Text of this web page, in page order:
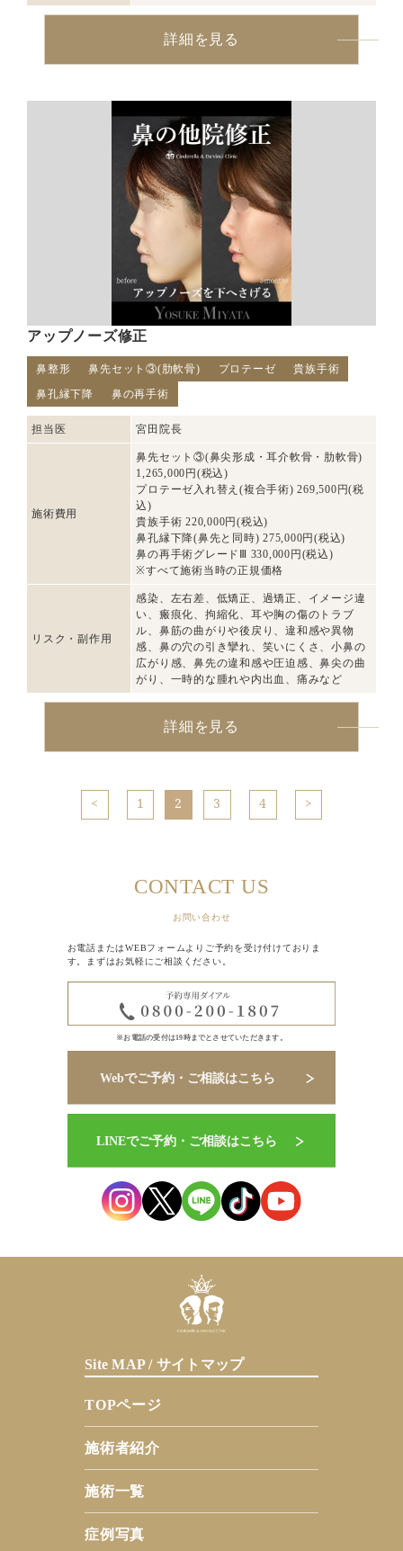
詳細を見る
アップノーズ修正
鼻整形 鼻先セット③(肋軟骨) プロテーゼ
貴族手術
鼻孔縁下降
鼻の再手術
担当医 宮田院長
施術費用
鼻先セット③(鼻尖形成・耳介軟骨・肋軟骨)
1,265,000円(税込)
プロテーゼ入れ替え(複合手術) 269,500円(税
込)
貴族手術 220,000円(税込)
鼻孔縁下降(鼻先と同時) 275,000円(税込)
鼻の再手術グレードⅢ 330,000円(税込)
※すべて施術当時の正規価格
リスク・副作用
感染、左右差、低矯正、過矯正、イメージ違
い、瘢痕化、拘縮化、耳や胸の傷のトラブ
ル、鼻筋の曲がりや後戻り、違和感や異物
感、鼻の穴の引き攣れ、笑いにくさ、小鼻の
広がり感、鼻先の違和感や圧迫感、鼻尖の曲
がり、一時的な腫れや内出血、痛みなど
詳細を見る
1 2 3 4
CONTACT US
お問い合わせ
お電話またはWEBフォームよりご予約を受け付けておりま
す。まずはお気軽にご相談ください。
※お電話の受付は19時までとさせていただきます。
Site MAP / サイトマップ
TOPページ
施術者紹介
施術一覧
症例写真